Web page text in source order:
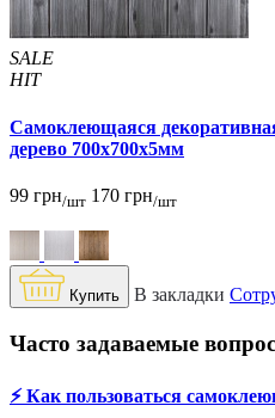
SALE
HIT
Самоклеющаяся
дерево 700x700x5мм
99 грн/шт 170 грн/шт
Купить В закладки
Часто задаваемые
⚡️ Как пользоваться